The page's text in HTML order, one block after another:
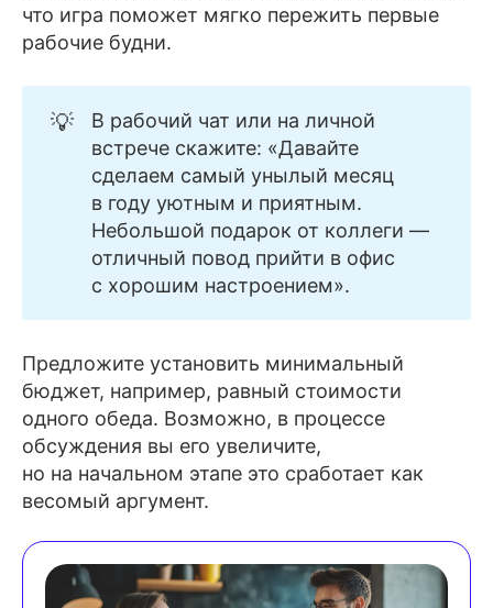
что игра поможет мягко пережить первые
рабочие будни.
💡
В рабочий чат или на личной
встрече скажите: «Давайте
сделаем самый унылый месяц
в году уютным и приятным.
Небольшой подарок от коллеги —
отличный повод прийти в офис
с хорошим настроением».
Предложите установить минимальный
бюджет, например, равный стоимости
одного обеда. Возможно, в процессе
обсуждения вы его увеличите,
но на начальном этапе это сработает как
весомый аргумент.